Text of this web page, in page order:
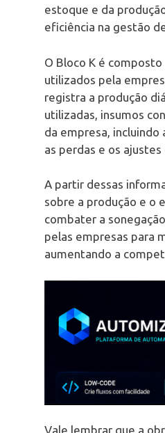
estoque e da
eficiência na gestão
O Bloco K é
utilizados pela
registra a produção
utilizadas, insumos
da empresa,
as perdas e os ajustes
A partir dessas
sobre a produção e o
combater a
pelas empresas para
aumentando a
Vale lembrar que a